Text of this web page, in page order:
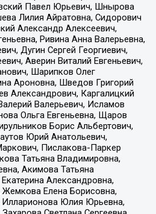
Павел Юрьевич, Шнырова
Лилия Айратовна, Сидорович
Александр Алексеевич,
Ривина Анна Валерьевна,
Дугин Сергей Георгиевич,
Аверин Виталий Евгеньевич,
Шарипков Олег
Ароновна, Шведов Григорий
Александрович, Каргалицкий
Валерьевич, Исламов
Ольга Евгеньевна, Щаров
Борис Альбертович,
Юрий Анатольевич,
Пислакова-Паркер
Татьяна Владимировна,
Акимова Татьяна
Александровна,
Жемкова Елена Борисовна,
Юлия Юрьевна,